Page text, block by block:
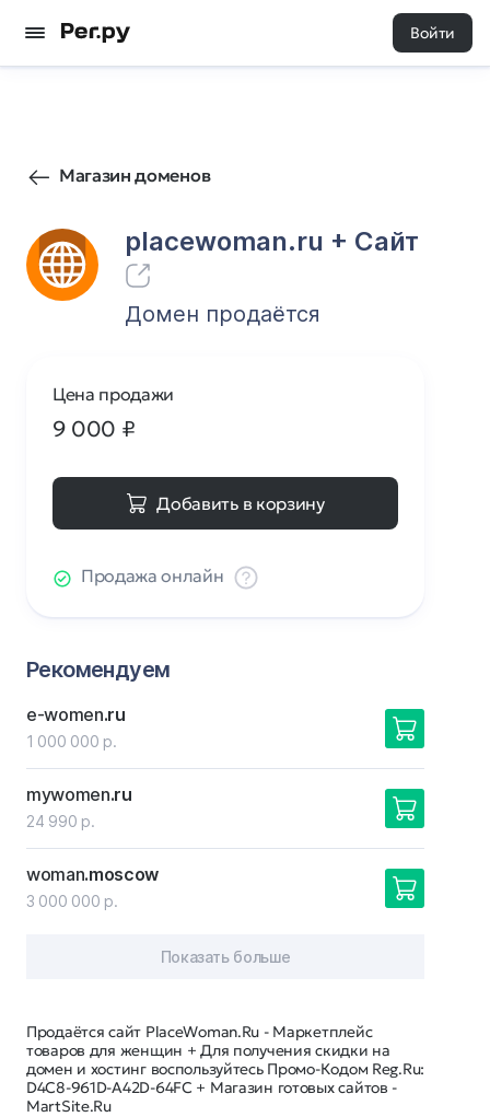
Войти
Магазин доменов
placewoman.ru + Cайт
54 0
Домен продаётся
Продаётся сайт PlaceWoman.Ru - Маркетплейс
товаров для женщин + Для получения скидки на
домен и хостинг воспользуйтесь Промо-Кодом Reg.Ru:
D4C8-961D-A42D-64FC + Магазин готовых сайтов -
MartSite.Ru
Цена продажи
9 000 ₽
Добавить в корзину
Продажа онлайн
Рекомендуем
e-women.ru
1 000 000 р.
mywomen.ru
24 990 р.
woman.moscow
3 000 000 р.
Показать больше